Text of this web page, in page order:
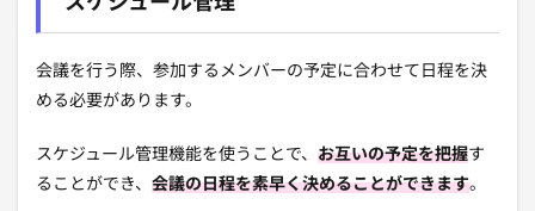
会議を行う際、参加するメンバーの予定に合わせて日程を決
める必要があります。
スケジュール管理機能を使うことで、 お互いの予定を把握す
ることができ、 会議の日程を素早く決めることができます。